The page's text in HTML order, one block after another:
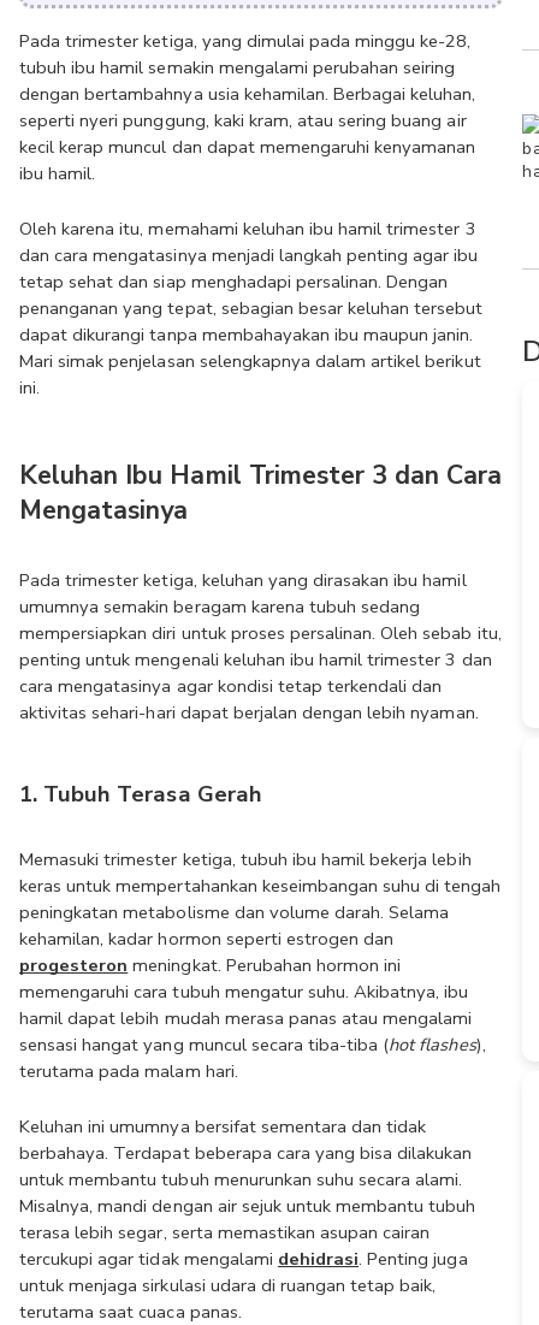
Pada trimester ketiga, yang dimulai pada minggu ke-28,
tubuh ibu hamil semakin mengalami perubahan seiring
dengan bertambahnya usia kehamilan. Berbagai keluhan,
seperti nyeri punggung, kaki kram, atau sering buang air
kecil kerap muncul dan dapat memengaruhi kenyamanan
ibu hamil.
Oleh karena itu, memahami keluhan ibu hamil trimester 3
dan cara mengatasinya menjadi langkah penting agar ibu
tetap sehat dan siap menghadapi persalinan. Dengan
penanganan yang tepat, sebagian besar keluhan tersebut
dapat dikurangi tanpa membahayakan ibu maupun janin.
Mari simak penjelasan selengkapnya dalam artikel berikut
ini.
Keluhan Ibu Hamil Trimester 3 dan Cara
Mengatasinya
Pada trimester ketiga, keluhan yang dirasakan ibu hamil
umumnya semakin beragam karena tubuh sedang
mempersiapkan diri untuk proses persalinan. Oleh sebab itu,
penting untuk mengenali keluhan ibu hamil trimester 3 dan
cara mengatasinya agar kondisi tetap terkendali dan
aktivitas sehari-hari dapat berjalan dengan lebih nyaman.
1. Tubuh Terasa Gerah
Memasuki trimester ketiga, tubuh ibu hamil bekerja lebih
keras untuk mempertahankan keseimbangan suhu di tengah
peningkatan metabolisme dan volume darah. Selama
progesteron meningkat. Perubahan hormon ini
memengaruhi cara tubuh mengatur suhu. Akibatnya, ibu
hamil dapat lebih mudah merasa panas atau mengalami
sensasi hangat yang muncul secara tiba-tiba (hot flashes),
terutama pada malam hari.
Keluhan ini umumnya bersifat sementara dan tidak
berbahaya. Terdapat beberapa cara yang bisa dilakukan
untuk membantu tubuh menurunkan suhu secara alami.
Misalnya, mandi dengan air sejuk untuk membantu tubuh
terasa lebih segar, serta memastikan asupan cairan
tercukupi agar tidak mengalami dehidrasi. Penting juga
untuk menjaga sirkulasi udara di ruangan tetap baik,
terutama saat cuaca panas.